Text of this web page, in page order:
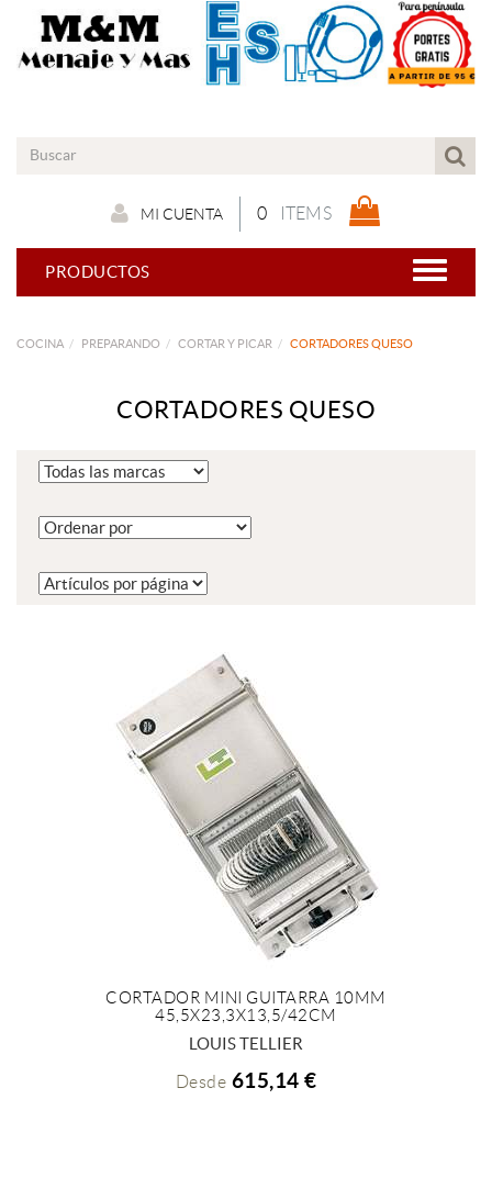
0 ITEMS
MI CUENTA
PRODUCTOS
COCINA PREPARANDO CORTAR Y PICAR CORTADORES QUESO
CORTADORES QUESO
+ INFO
CORTADOR MINI GUITARRA 10MM
45,5X23,3X13,5/42CM
LOUIS TELLIER
Desde 615,14 €